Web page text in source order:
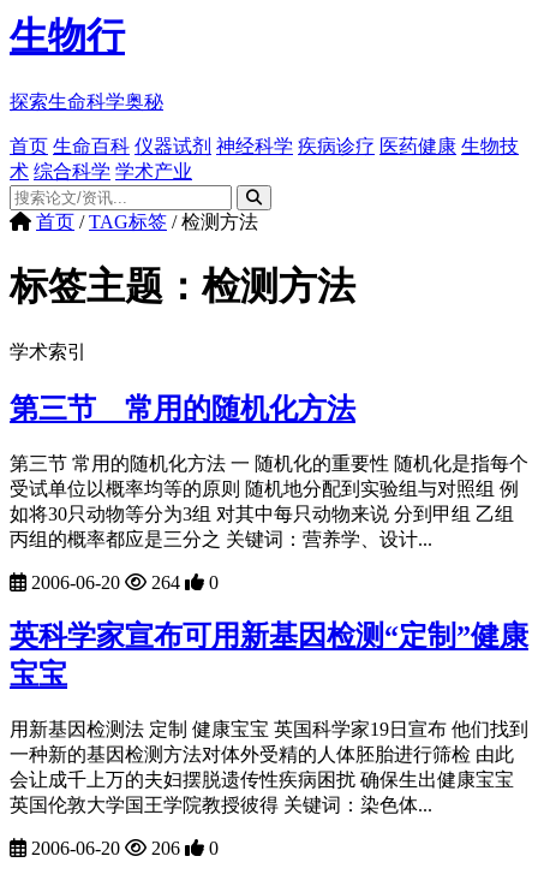
生物行
探索生命科学奥秘
首页 生命百科 仪器试剂 神经科学 疾病诊疗 医药健康 生物技
术 综合科学 学术产业
首页 / TAG标签 / 检测方法
标签主题：检测方法
学术索引
第三节 常用的随机化方法
第三节 常用的随机化方法 一 随机化的重要性 随机化是指每个
受试单位以概率均等的原则 随机地分配到实验组与对照组 例
如将30只动物等分为3组 对其中每只动物来说 分到甲组 乙组
丙组的概率都应是三分之 关键词：营养学、设计...
2006-06-20 264 0
英科学家宣布可用新基因检测“定制”健康
宝宝
用新基因检测法 定制 健康宝宝 英国科学家19日宣布 他们找到
一种新的基因检测方法对体外受精的人体胚胎进行筛检 由此
会让成千上万的夫妇摆脱遗传性疾病困扰 确保生出健康宝宝
英国伦敦大学国王学院教授彼得 关键词：染色体...
2006-06-20 206 0